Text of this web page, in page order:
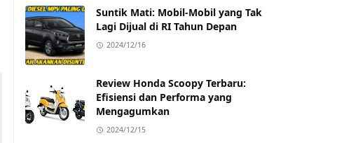
Suntik Mati: Mobil-Mobil yang Tak
Lagi Dijual di RI Tahun Depan
2024/12/16
Review Honda Scoopy Terbaru:
Efisiensi dan Performa yang
Mengagumkan
2024/12/15